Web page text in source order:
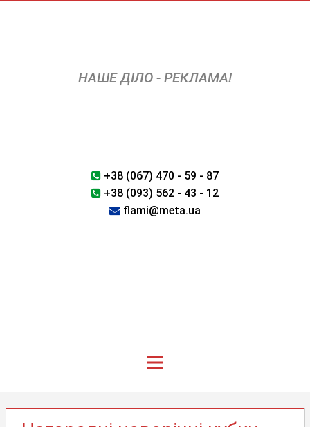
НАШЕ ДІЛО - РЕКЛАМА!
+38 (067) 470 - 59 - 87
+38 (093) 562 - 43 - 12
flami@meta.ua